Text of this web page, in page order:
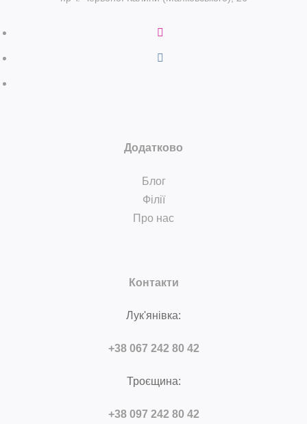
Додатково
Блог
Філії
Про нас
Контакти
Лук'янівка:
+38 067 242 80 42
Троєщина:
+38 097 242 80 42